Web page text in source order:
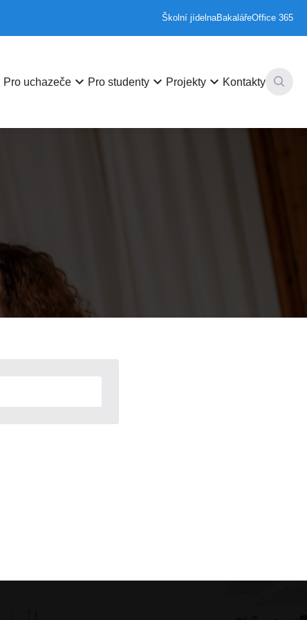
Školní jídelnaBakalářeOffice 365
Pro uchazeče keyboard_arrow_down Pro studenty keyboard_arrow_down Projekty keyboard_arrow_down Kontakty